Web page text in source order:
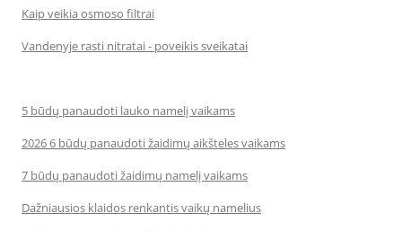
Kaip veikia osmoso filtrai
Vandenyje rasti nitratai - poveikis sveikatai
5 būdų panaudoti lauko namelį vaikams
2026 6 būdų panaudoti žaidimų aikšteles vaikams
7 būdų panaudoti žaidimų namelį vaikams
Dažniausios klaidos renkantis vaikų namelius